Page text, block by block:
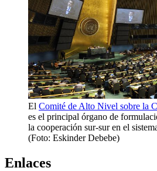
El Comité de Alto Nivel sobre la
es el principal órgano de
la cooperación sur-sur en el
(Foto: Eskinder Debebe)
Enlaces